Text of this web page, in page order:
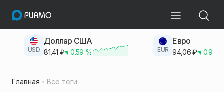
USD
Доллар США
81,41 ₽ 0.59 % EUR
Евро
94,06₽ 0.93
Главная Все теги